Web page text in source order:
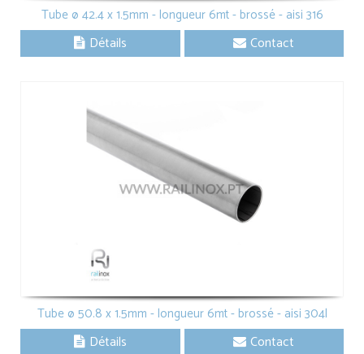
Tube ø 42.4 x 1.5mm - longueur 6mt - brossé - aisi 316
Détails Contact
Tube ø 50.8 x 1.5mm - longueur 6mt - brossé - aisi 304l
Détails Contact